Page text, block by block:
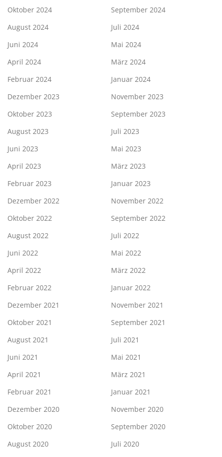
Oktober 2024
September 2024
August 2024
Juli 2024
Juni 2024
Mai 2024
April 2024
März 2024
Februar 2024
Januar 2024
Dezember 2023
November 2023
Oktober 2023
September 2023
August 2023
Juli 2023
Juni 2023
Mai 2023
April 2023
März 2023
Februar 2023
Januar 2023
Dezember 2022
November 2022
Oktober 2022
September 2022
August 2022
Juli 2022
Juni 2022
Mai 2022
April 2022
März 2022
Februar 2022
Januar 2022
Dezember 2021
November 2021
Oktober 2021
September 2021
August 2021
Juli 2021
Juni 2021
Mai 2021
April 2021
März 2021
Februar 2021
Januar 2021
Dezember 2020
November 2020
Oktober 2020
September 2020
August 2020
Juli 2020